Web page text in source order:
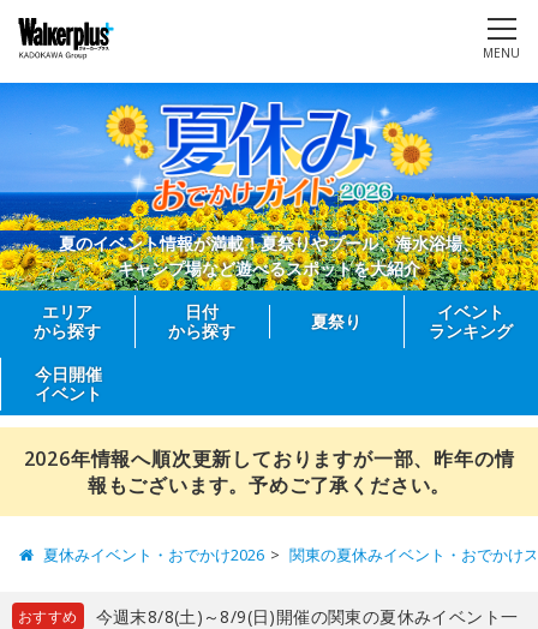
MENU
夏のイベント情報が満載！夏祭りやプール、海水浴場、
キャンプ場など遊べるスポットを大紹介
エリア
から探す
日付
から探す
夏祭り
イベント
ランキング
今日開催
イベント
2026年情報へ順次更新しておりますが一部、昨年の情
報もございます。予めご了承ください。
夏休みイベント・おでかけ2026 関東の夏休みイベント・おでかけ
おすすめ
今週末8/8(土)～8/9(日)開催の関東の夏休みイベント一